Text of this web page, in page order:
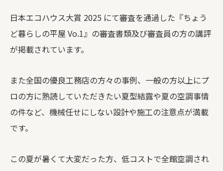
日本エコハウス大賞 2025 にて審査を通過した『ちょう
ど暮らしの平屋 Vo.1』の審査書類及び審査員の方の講評
が掲載されています。
また全国の優良工務店の方々の事例、一般の方以上にプ
ロの方に熟読していただきたい夏型結露や夏の空調事情
の件など、機械任せにしない設計や施工の注意点が満載
です。
この夏が暑くて大変だった方、低コストで全館空調され